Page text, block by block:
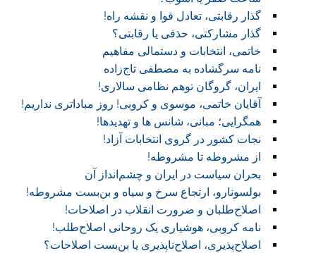
گذار رقابتی، تعادل قوا و نقشه راه!‏
گذار مشارکتی، حذفی یا رقابتی؟
خاتمی، انتخابات و دستمالی مفاهیم
نامه سرگشاده به مصطفی تاج‌زاده
ایران، گروگان توهم نظامی سالاری!
آقایان خاتمی، موسوی و کروبی! روز مباداتری نداریم!‏
همگرایی؛ مبانی، شانس ها و تهدیدها!
نجات کشور در گروی انتخابات آزاد!
از مشروطه تا مشروطه!
بحران سیاست در ایران و چشم‌انداز آن
بولسونارو، ارتجاع سرخ و سیاه و بن‌بست مشروطه!
اصلاح‌طلبان و ضرورت انقلاب در اصلاحات!
نامه کروبی، هوشیاری یک روحانی اصلاح‌طلب!
اصلاح‌پذیری، اصلاح‌ناپذیری یا بن‌بست اصلاحات؟